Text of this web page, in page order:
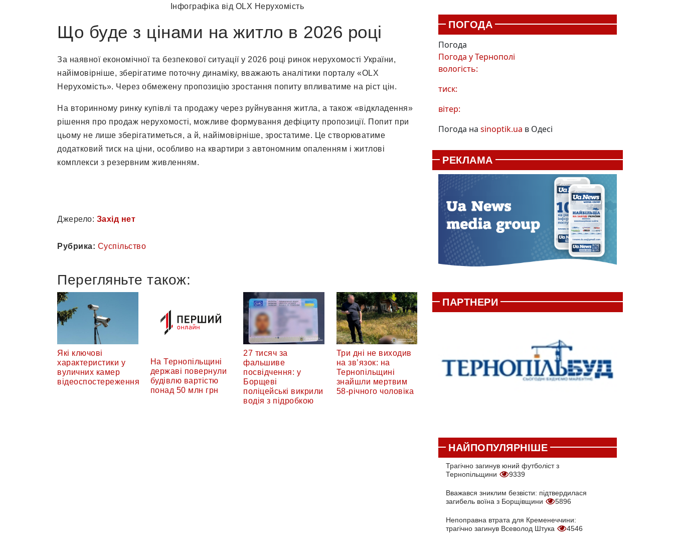
Інфографіка від OLX Нерухомість
Що буде з цінами на житло в 2026 році
За наявної економічної та безпекової ситуації у 2026 році ринок нерухомості України,
найімовірніше, зберігатиме поточну динаміку, вважають аналітики порталу «OLX
Нерухомість». Через обмежену пропозицію зростання попиту впливатиме на ріст цін.
На вторинному ринку купівлі та продажу через руйнування житла, а також «відкладення»
рішення про продаж нерухомості, можливе формування дефіциту пропозиції. Попит при
цьому не лише зберігатиметься, а й, найімовірніше, зростатиме. Це створюватиме
додатковий тиск на ціни, особливо на квартири з автономним опаленням і житлові
комплекси з резервним живленням.
Джерело: Захід нет
Рубрика: Суспільство
Перегляньте також:
Які ключові
характеристики у
вуличних камер
відеоспостереження
На Тернопільщині
державі повернули
будівлю вартістю
понад 50 млн грн
27 тисяч за
фальшиве
посвідчення: у
Борщеві
поліцейські викрили
водія з підробкою
Три дні не виходив
на зв’язок: на
Тернопільщині
знайшли мертвим
58-річного чоловіка
ПОГОДА
Погода
Погода уТернополі
вологість:
тиск:
вітер:
Погода на sinoptik.ua в Одесі
РЕКЛАМА
ПАРТНЕРИ
НАЙПОПУЛЯРНІШЕ
Трагічно загинув юний футболіст з
Тернопільщини
9339
Вважався зниклим безвісти: підтвердилася
загибель воїна з Борщівщини
5896
Непоправна втрата для Кременеччини:
трагічно загинув Всеволод Штука
4546